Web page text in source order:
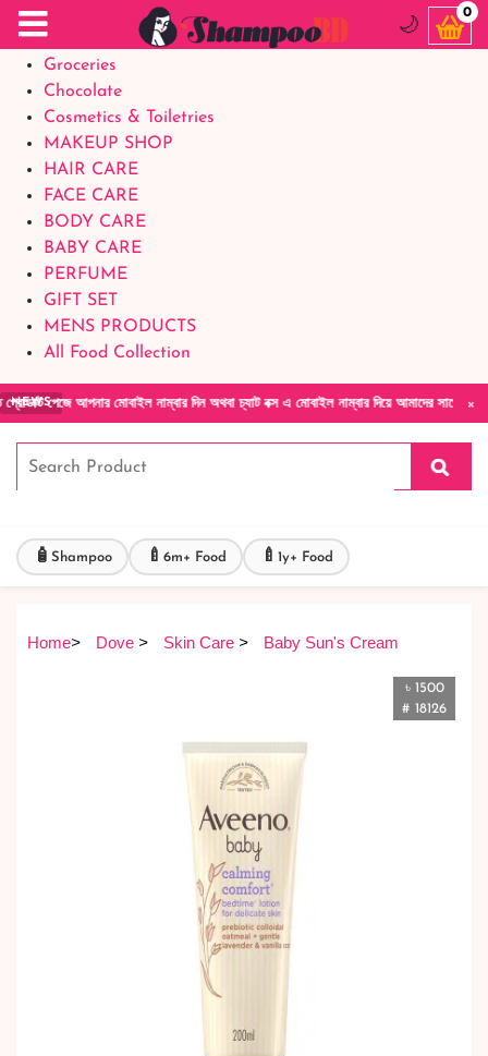
Food Supplements
Baby Foods
Groceries
Chocolate
Cosmetics & Toiletries
MAKEUP SHOP
HAIR CARE
FACE CARE
BODY CARE
BABY CARE
PERFUME
GIFT SET
MENS PRODUCTS
All Food Collection
×
NEWSমোবাইল নাম্বার দিন অথবা চ্যাট বক্স এ মোবাইল নাম্বার দিয়ে আমাদের সাথে সরাসরি কথা
🌙
0
🧴 Shampoo 🍼 6m+ Food 🍼 1y+ Food
Home> Dove > Skin Care > Baby Sun's Cream
৳ 1500
# 18126